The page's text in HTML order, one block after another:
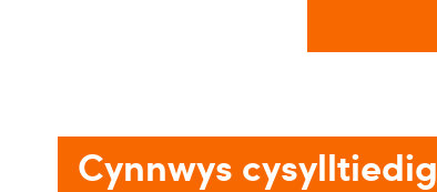
Cynnwys cysylltiedig